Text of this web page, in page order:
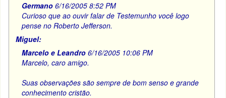
Germano 6/16/2005 8:52 PM
Curioso que ao ouvir falar de Testemunho você logo
pense no Roberto Jefferson.
Miguel:
Marcelo e Leandro 6/16/2005 10:06 PM
Marcelo, caro amigo.
Suas observações são sempre de bom senso e grande
conhecimento cristão.